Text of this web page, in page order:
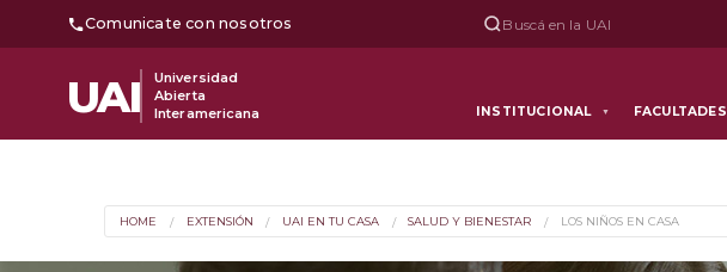
Comunicate con nosotros Buscá en la UAI
UAI
Universidad
Abierta
Interamericana
INSTITUCIONAL ▼ FACULTADES
HOME EXTENSIÓN UAI EN TU CASA SALUD Y BIENESTAR LOS NIÑOS EN CASA